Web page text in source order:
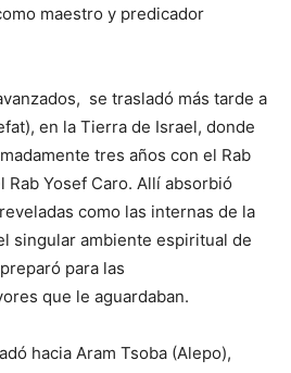
maestro y predicador
se trasladó más tarde a
en la Tierra de Israel, donde
tres años con el Rab
Rab Yosef Caro. Allí absorbió
como las internas de la
singular ambiente espiritual de
para las
que le aguardaban.
hacia Aram Tsoba (Alepo),